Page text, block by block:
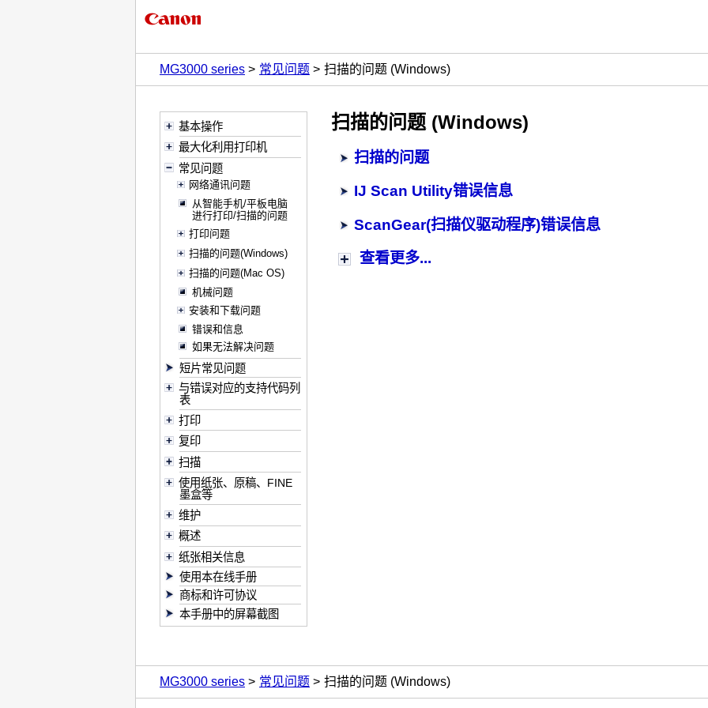
MG3000 series 常见问题 扫描的问题 (Windows)
基本操作
最大化利用打印机
常见问题
网络通讯问题
从智能手机/平板电脑
进行打印/扫描的问题
打印问题
扫描的问题(Windows)
扫描的问题(Mac OS)
机械问题
安装和下载问题
错误和信息
如果无法解决问题
短片常见问题
与错误对应的支持代码列
表
打印
复印
扫描
使用纸张、原稿、FINE
墨盒等
维护
概述
纸张相关信息
使用本在线手册
商标和许可协议
本手册中的屏幕截图
扫描的问题 (Windows)
扫描的问题
IJ Scan Utility错误信息
ScanGear(扫描仪驱动程序)错误信息
查看更多...
MG3000 series 常见问题 扫描的问题 (Windows)